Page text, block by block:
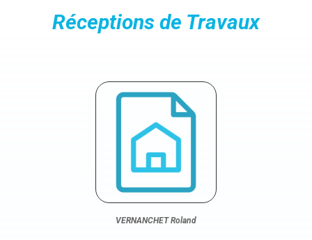
Réceptions de Travaux
VERNANCHET Roland